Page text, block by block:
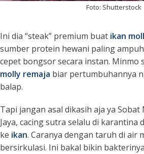
Foto: Shutterstock
Ini dia “steak” premium buat ikan
sumber protein hewani paling
cepet bongsor secara instan. Minmo
molly remaja biar pertumbuhannya
balap.
Tapi jangan asal dikasih aja ya Sobat
Jaya, cacing sutra selalu di karantina
ke ikan. Caranya dengan taruh di air
bersirkulasi. Ini bakal bikin